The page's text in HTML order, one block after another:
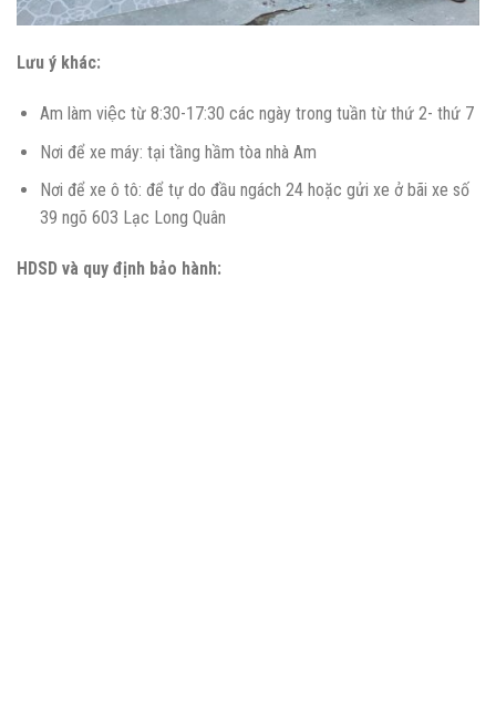
Lưu ý khác:
Am làm việc từ 8:30-17:30 các ngày trong tuần từ thứ 2- thứ 7
Nơi để xe máy: tại tầng hầm tòa nhà Am
Nơi để xe ô tô: để tự do đầu ngách 24 hoặc gửi xe ở bãi xe số
39 ngõ 603 Lạc Long Quân
HDSD và quy định bảo hành: